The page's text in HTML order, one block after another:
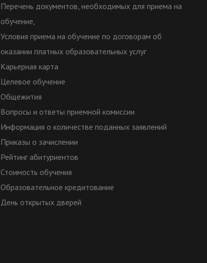
Перечень документов, необходимых для приема на
обучение,
Условия приема на обучение по договорам об
оказании платных образовательных услуг
Карьерная карта
Целевое обучение
Общежития
Вопросы и ответы приемной комиссии
Информация о количестве поданных заявлений
Приказы о зачислении
Рейтинг абитуриентов
Стоимость обучения
Образовательное кредитование
День открытых дверей